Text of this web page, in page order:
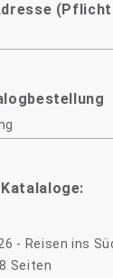
- Reisen ins
Seiten